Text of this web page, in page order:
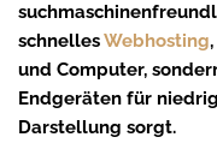
schnellesWebhosting
und Computer,
Endgeräten für
Darstellung sorgt.